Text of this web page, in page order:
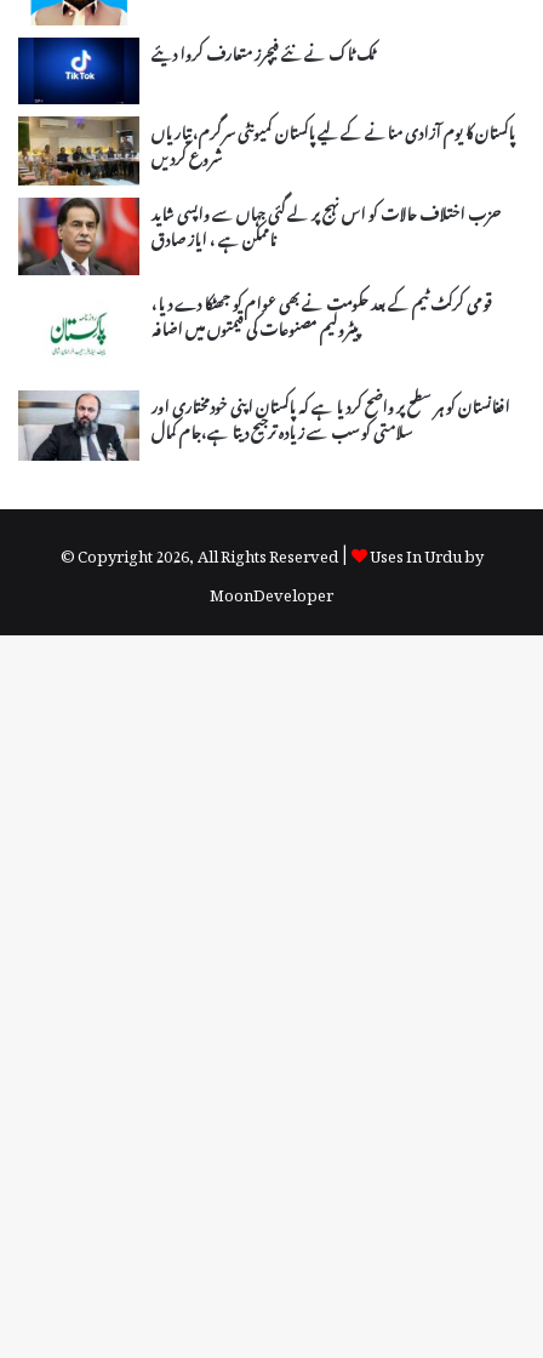
ٹک ٹاک نے نئے فیچرز متعارف کروا دیئے
پاکستان کا یوم آزادی منانے کے لیے پاکستان کمیونٹی سرگرم، تیاریاں
شروع کردیں
حزب اختلاف حالات کو اس نہج پر لے گئی جہاں سے واپسی شاید
ناممکن ہے ، ایاز صادق
قومی کرکٹ ٹیم کے بعد حکومت نے بھی عوام کو جھٹکا دے دیا،
پیٹرولیم مصنوعات کی قیمتوں میں اضافہ
افغانستان کو ہر سطح پر واضح کردیا ہے کہ پاکستان اپنی خودمختاری اور
سلامتی کو سب سے زیادہ ترجیح دیتا ہے،جام کمال
© Copyright 2026, All Rights Reserved |
Uses In Urdu by
MoonDeveloper